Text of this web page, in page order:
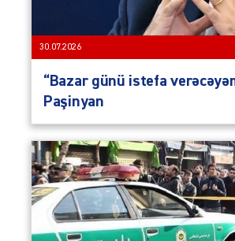
30.07.2026
“Bazar günü istefa
Paşinyan